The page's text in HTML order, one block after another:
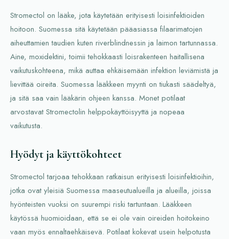
Stromectol on lääke, jota käytetään erityisesti loisinfektioiden
hoitoon. Suomessa sitä käytetään pääasiassa filaarimatojen
aiheuttamien taudien kuten riverblindnessin ja laimon tartunnassa.
Aine, moxidektini, toimii tehokkaasti loisrakenteen haitallisena
vaikutuskohteena, mikä auttaa ehkäisemään infektion leviämistä ja
lievittää oireita. Suomessa lääkkeen myynti on tiukasti säädeltyä,
ja sitä saa vain lääkärin ohjeen kanssa. Monet potilaat
arvostavat Stromectolin helppokäyttöisyyttä ja nopeaa
vaikutusta.
Hyödyt ja käyttökohteet
Stromectol tarjoaa tehokkaan ratkaisun erityisesti loisinfektioihin,
jotka ovat yleisiä Suomessa maaseutualueilla ja alueilla, joissa
hyönteisten vuoksi on suurempi riski tartuntaan. Lääkkeen
käytössä huomioidaan, että se ei ole vain oireiden hoitokeino
vaan myös ennaltaehkäisevä. Potilaat kokevat usein helpotusta